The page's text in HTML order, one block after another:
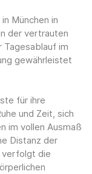
in München in
der vertrauten
im
gewährleistet
für ihre
und Zeit, sich
im vollen Ausmaß
Distanz der
verfolgt die